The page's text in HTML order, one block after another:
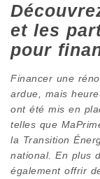
et les
pour
Financer une
ardue, mais
ont été mis en
telles que
la Transition
national. En plus
également offrir